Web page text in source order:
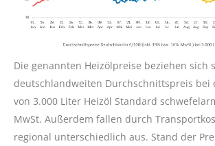
Die genannten Heizölpreise beziehen sich
deutschlandweiten Durchschnittspreis bei
von 3.000 Liter Heizöl Standard
MwSt. Außerdem fallen durch
regional unterschiedlich aus. Stand der